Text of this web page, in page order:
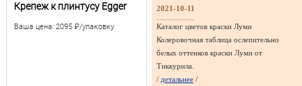
Крепеж к плинтусу Egger
Ваша цена: 2095 ₽/упаковку
2021-10-11
Каталог цветов краски Луми
Колеровочная таблица ослепительно
белых оттенков краски Луми от
Тиккурила.
/ детальнее /